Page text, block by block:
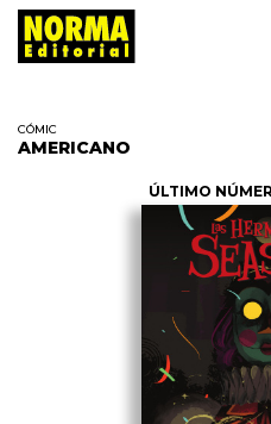
CÓMIC
AMERICANO
ÚLTIMO